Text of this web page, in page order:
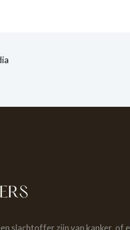
slachtoffer zijn van kanker, of